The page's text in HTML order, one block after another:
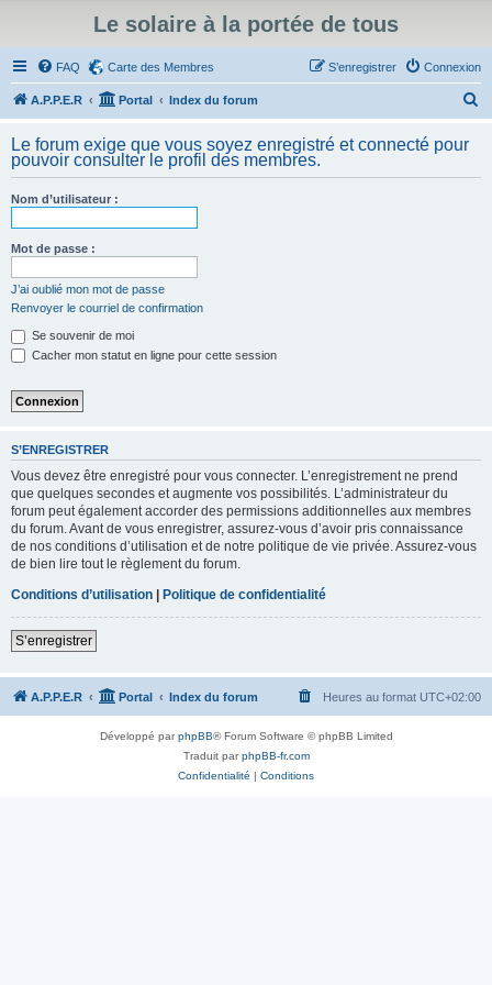
Le solaire à la portée de tous
FAQ Carte des Membres Connexion
S’enregistrer
A.P.P.E.R Portal Index du forum
h
Le forum exige que vous soyez enregistré et connecté pour
pouvoir consulter le profil des membres.
Nom d’utilisateur :
Mot de passe :
J’ai oublié mon mot de passe
Renvoyer le courriel de confirmation
Se souvenir de moi
Cacher mon statut en ligne pour cette session
S’ENREGISTRER
Vous devez être enregistré pour vous connecter. L’enregistrement ne prend
que quelques secondes et augmente vos possibilités. L’administrateur du
forum peut également accorder des permissions additionnelles aux membres
du forum. Avant de vous enregistrer, assurez-vous d’avoir pris connaissance
de nos conditions d’utilisation et de notre politique de vie privée. Assurez-vous
de bien lire tout le règlement du forum.
Conditions d’utilisation | Politique de confidentialité
S’enregistrer
A.P.P.E.R Portal Index du forum Heures au format UTC+02:00
Développé parphpBB® Forum Software © phpBB Limited
Traduit parphpBB-fr.com
Confidentialité | Conditions